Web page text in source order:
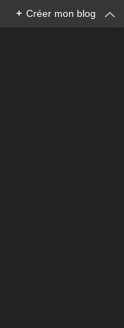
+ Créer mon blog